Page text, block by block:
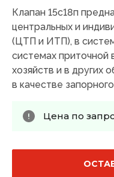
Клапан 15с18п
центральных и
(ЦТП и ИТП), в
системах приточной
хозяйств и в других
в качестве
Цена по